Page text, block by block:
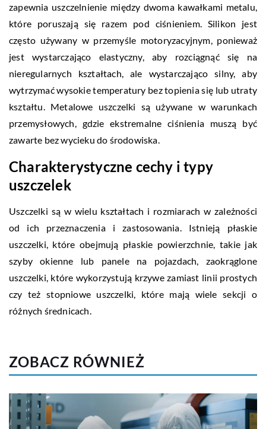
zapewnia uszczelnienie między dwoma kawałkami metalu,
które poruszają się razem pod ciśnieniem. Silikon jest
często używany w przemyśle motoryzacyjnym, ponieważ
jest wystarczająco elastyczny, aby rozciągnąć się na
nieregularnych kształtach, ale wystarczająco silny, aby
wytrzymać wysokie temperatury bez topienia się lub utraty
kształtu. Metalowe uszczelki są używane w warunkach
przemysłowych, gdzie ekstremalne ciśnienia muszą być
zawarte bez wycieku do środowiska.
Charakterystyczne cechy i typy
uszczelek
Uszczelki są w wielu kształtach i rozmiarach w zależności
od ich przeznaczenia i zastosowania. Istnieją płaskie
uszczelki, które obejmują płaskie powierzchnie, takie jak
szyby okienne lub panele na pojazdach, zaokrąglone
uszczelki, które wykorzystują krzywe zamiast linii prostych
czy też stopniowe uszczelki, które mają wiele sekcji o
różnych średnicach.
ZOBACZ RÓWNIEŻ